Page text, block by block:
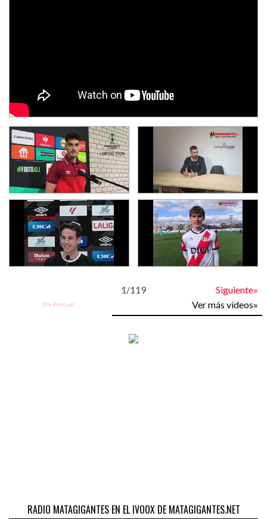
1/119 Siguiente»
Por PoseLab Ver más vídeos»
RADIO MATAGIGANTES EN EL IVOOX DE MATAGIGANTES.NET